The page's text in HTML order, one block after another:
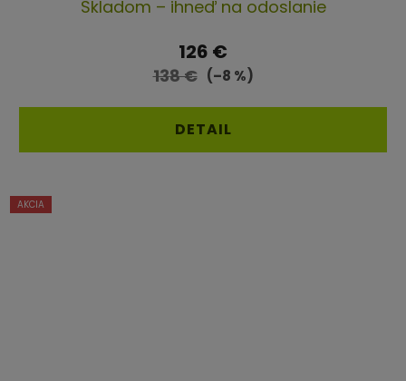
hodnotenie
produktu
je
z
5
Skladom – ihneď na odoslanie
126 €
138 € (–8 %)
DETAIL
AKCIA